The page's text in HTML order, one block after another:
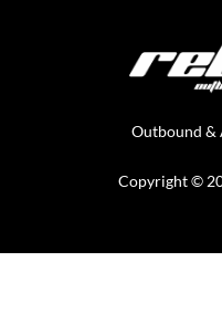
Outbound &
Copyright ©